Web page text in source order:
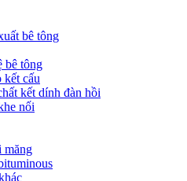
bê tông
bê tông
kết cấu
kết dính đàn hồi
nối
măng